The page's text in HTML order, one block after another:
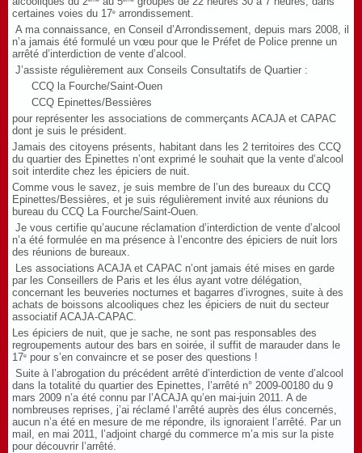
certaines voies du 17e arrondissement.
A ma connaissance, en Conseil d’Arrondissement, depuis mars 2008, il
n’a jamais été formulé un vœu pour que le Préfet de Police prenne un
arrêté d’interdiction de vente d’alcool.
J’assiste régulièrement aux Conseils Consultatifs de Quartier :
CCQ la Fourche/Saint-Ouen
CCQ Epinettes/Bessières
pour représenter les associations de commerçants ACAJA et CAPAC
dont je suis le président.
Jamais des citoyens présents, habitant dans les 2 territoires des CCQ
du quartier des Epinettes n’ont exprimé le souhait que la vente d’alcool
soit interdite chez les épiciers de nuit.
Comme vous le savez, je suis membre de l’un des bureaux du CCQ
Epinettes/Bessières, et je suis régulièrement invité aux réunions du
bureau du CCQ La Fourche/Saint-Ouen.
Je vous certifie qu’aucune réclamation d’interdiction de vente d’alcool
n’a été formulée en ma présence à l’encontre des épiciers de nuit lors
des réunions de bureaux.
Les associations ACAJA et CAPAC n’ont jamais été mises en garde
par les Conseillers de Paris et les élus ayant votre délégation,
concernant les beuveries nocturnes et bagarres d’ivrognes, suite à des
achats de boissons alcooliques chez les épiciers de nuit du secteur
associatif ACAJA-CAPAC.
Les épiciers de nuit, que je sache, ne sont pas responsables des
regroupements autour des bars en soirée, il suffit de marauder dans le
17e pour s’en convaincre et se poser des questions !
Suite à l’abrogation du précédent arrêté d’interdiction de vente d’alcool
dans la totalité du quartier des Epinettes, l’arrêté n° 2009-00180 du 9
mars 2009 n’a été connu par l’ACAJA qu’en mai-juin 2011. A de
nombreuses reprises, j’ai réclamé l’arrêté auprès des élus concernés,
aucun n’a été en mesure de me répondre, ils ignoraient l’arrêté. Par un
mail, en mai 2011, l’adjoint chargé du commerce m’a mis sur la piste
pour découvrir l’arrêté.